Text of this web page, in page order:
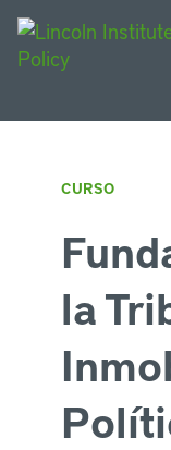
CURSO
la